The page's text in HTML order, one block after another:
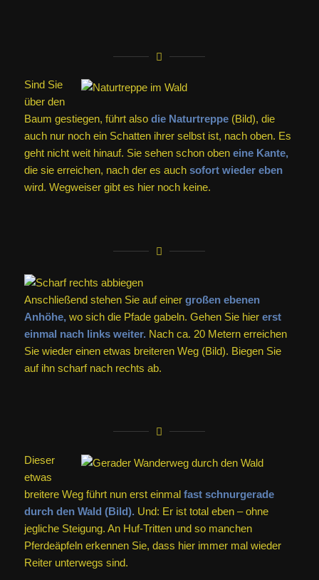
Sind Sie
über den
Baum gestiegen, führt also die Naturtreppe(Bild), die
auch nur noch ein Schatten ihrer selbst ist, nach oben. Es
geht nicht weit hinauf. Sie sehen schon oben eine Kante,
die sie erreichen, nach der es auch sofort wieder eben
wird. Wegweiser gibt es hier noch keine.
Anschließend stehen Sie auf einer großen ebenen
Anhöhe,wo sich die Pfade gabeln. Gehen Sie hier erst
einmal nach links weiter. Nach ca. 20 Metern erreichen
Sie wieder einen etwas breiteren Weg (Bild). Biegen Sie
auf ihn scharf nach rechts ab.
Dieser
etwas
breitere Weg führt nun erst einmal fast schnurgerade
durch den Wald (Bild). Und: Er ist total eben – ohne
jegliche Steigung. An Huf-Tritten und so manchen
Pferdeäpfeln erkennen Sie, dass hier immer mal wieder
Reiter unterwegs sind.